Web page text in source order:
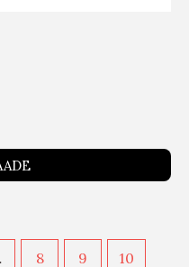
8 9 10